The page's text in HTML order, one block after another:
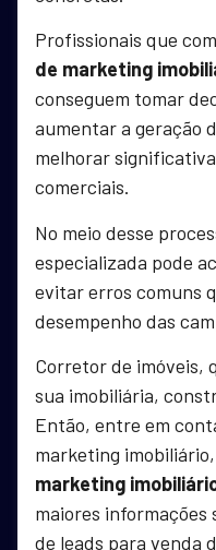
Profissionais que
de marketing
conseguem tomar
aumentar a geração
melhorar
comerciais.
No meio desse
especializada pode
evitar erros comuns
desempenho das
Corretor de imóveis,
sua imobiliária,
Então, entre em
marketing imobiliário,
marketing
maiores informações
de leads para venda